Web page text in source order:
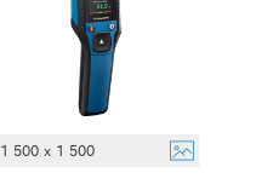
1 500 x 1 500